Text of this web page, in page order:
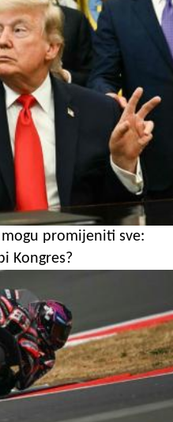
promijeniti sve:
Kongres?